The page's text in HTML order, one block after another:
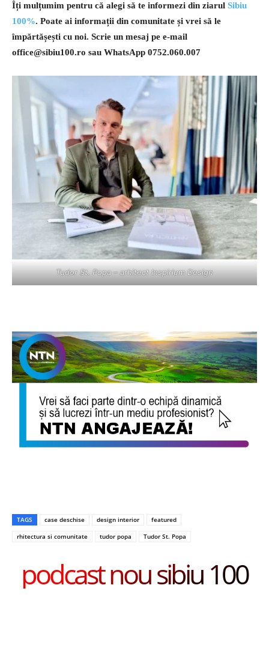
Îți mulțumim pentru că alegi să te informezi din ziarul Sibiu
100%. Poate ai informații din comunitate și vrei să le
împărtășești cu noi. Scrie un mesaj pe e-mail
office@sibiu100.ro sau WhatsApp 0752.060.007
Tudor St. Popa – arhitect Inspirium Design
TAGS case deschise design interior
featured
rhitectura si comunitate
tudor popa Tudor St. Popa
podcast nou sibiu 100